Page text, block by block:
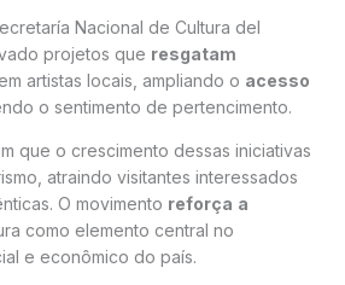
Nacional de Cultura del
projetos que resgatam
artistas locais, ampliando o acesso
o sentimento de pertencimento.
que o crescimento dessas iniciativas
atraindo visitantes interessados
O movimento reforça a
como elemento central no
e econômico do país.